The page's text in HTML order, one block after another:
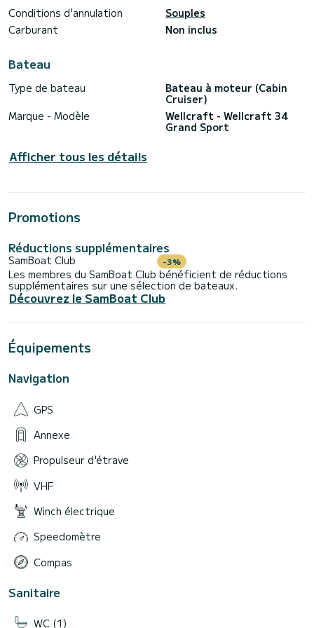
la mer du Nord de la Crète est toujours la meilleure le matin,
ce qui aide à maximiser votre plaisir. Sur demande, nous
pouvons commencer plus tard dans la journée pour admirer le
avons hâte de créer une expérience de yachting inoubliable
Conditions d'annulation
Souples
Carburant
Non inclus
Bateau
Type de bateau
Bateau à moteur (Cabin
Cruiser)
Marque - Modèle
Wellcraft - Wellcraft 34
Grand Sport
Afficher tous les détails
Promotions
Réductions supplémentaires
SamBoat Club -3%
Les membres du SamBoat Club bénéficient de réductions
supplémentaires sur une sélection de bateaux.
Découvrez le SamBoat Club
Équipements
Navigation
GPS
Annexe
Propulseur d'étrave
VHF
Winch électrique
Speedomètre
Compas
Sanitaire
WC (1)